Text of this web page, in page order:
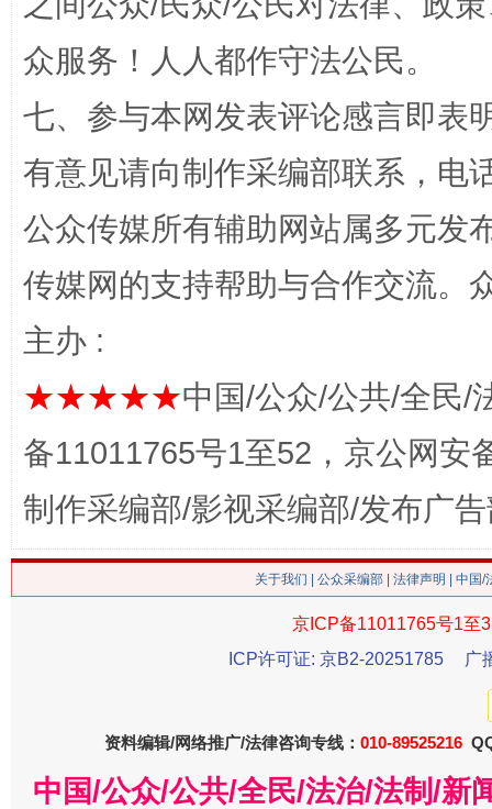
在谋一域中谋全局
今
魏明亮
众服务！人人都作守法公民。
七、参与本网发表评论感言即表
有意见请向制作采编部联系，电
公众传媒所有辅助网站属多元发
传媒网的支持帮助与合作交流。
主办 :
★★★★★中国/公众/公共/全民/
备11011765号1至52，京公网安
制作采编部/影视采编部/发布广
关于我们 公众采编部 法律声明 | 中国
京ICP备11011765号1至
ICP许可证: 京B2-20251785
广
资料编辑/网络推广/法律咨询专线： 010-89525216
中国/公众/公共/全民/法治/法制/新